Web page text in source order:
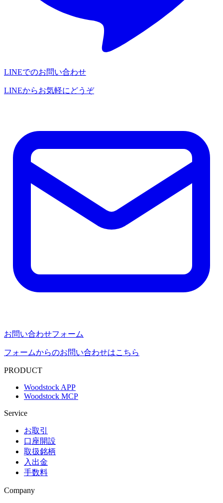
LINEでのお問い合わせ
LINEからお気軽にどうぞ
お問い合わせフォーム
フォームからのお問い合わせはこちら
PRODUCT
Woodstock APP
Woodstock MCP
Service
お取引
口座開設
取扱銘柄
入出金
手数料
Company